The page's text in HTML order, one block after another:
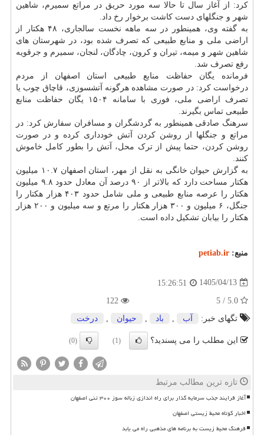
کرد: از آغاز سال تا حالا سه مورد حریق در مراتع سمیرم، شاهین
شهر و جنگلهای دست کاشت برخوار رخ داد.
به گفته وی، همینطور در سه ماهه نخست سالجاری، ۴۸ هکتار از
اراضی ملی و منابع طبیعی که تصرف شده بود، در شهرستان های
شاهین شهر و میمه، تیران و کرون، چادگان، لنجان، سمیرم و جرقویه
رفع تصرف شد.
فرمانده یگان حفاظت منابع طبیعی استان اصفهان از مردم
درخواست کرد: در صورت مشاهده هرگونه آتشسوزی، قاچاق چوب یا
تصرف اراضی ملی، فوری با سامانه ۱۵۰۴ یگان حفاظت منابع
طبیعی تماس بگیرند.
سرهنگ صادقی همینطور به گردشگران و مسافران سفارش کرد: در
مراتع و جنگلها از روشن کردن آتش خودداری کرده و در صورت
روشن کردن، حتما پیش از ترک محل، آتش را بطور کامل خاموش
کنند.
به گزارش حیوان خانگی به نقل از مهر، استان اصفهان ۱۰.۷ میلیون
هکتار مساحت دارد که بالاتر از ۹۰ درصد آن معادل حدود ۹.۸ میلیون
هکتار را عرصه منابع طبیعی و ملی شامل حدود ۴۰۳ هزار هکتار را
جنگل، ۶ میلیون و ۳۰۰ هزار هکتار را مرتع و سه میلیون و ۲۰۰ هزار
هکتار را بیابان تشکیل داده است.
منبع: petiab.ir
1405/04/13
15:26:51
تگهای خبر:
آب باد حیوان درخت
این مطلب را می پسندید؟ (1)
(0)
تازه ترین مطالب مرتبط
آغاز فرایند جذب سرمایه گذار برای راه اندازی زباله سوز ۳۰۰ تنی اصفهان
اخبار کوتاه محیط زیستی اصفهان
فرهنگ محیط زیست به برنامه های مذهبی راه می یابد